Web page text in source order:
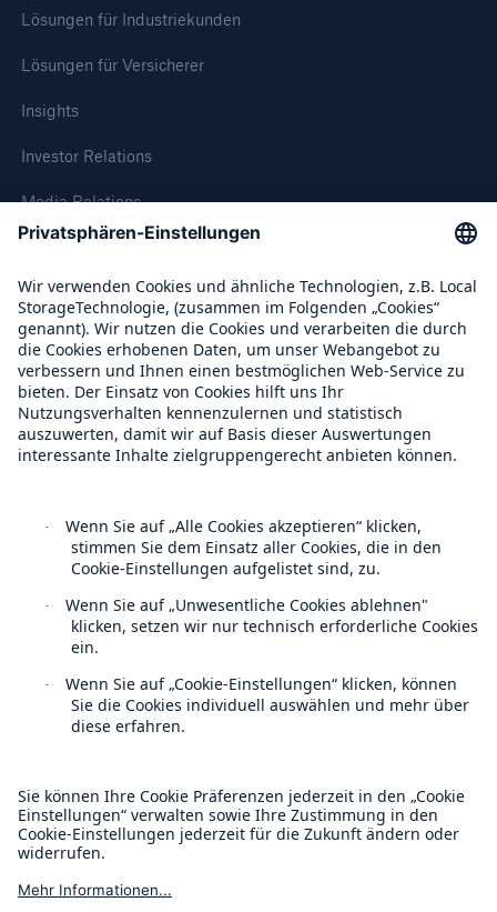
Lösungen für Industriekunden
Lösungen für Versicherer
Insights
Investor Relations
Media Relations
Compliance
Über Munich Re
Munich Re Weltweit
Datenschutz
Rechtliche Hinweise
Sitemap
Impressum
Lösungen
Sachdeckung durch einen leistungsfähigen
Rückversicherungspartner
Fakten
Versicherung bis zu